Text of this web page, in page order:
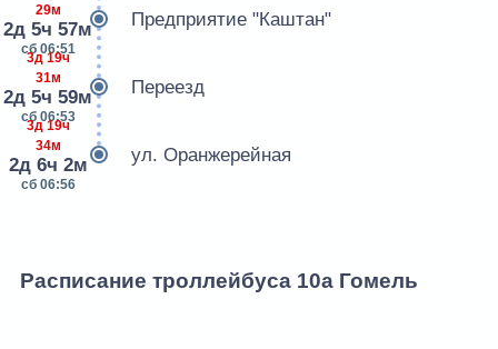
29м
2д 5ч 57м
сб 06:51
Предприятие "Каштан"
3д 19ч
31м
2д 5ч 59м
сб 06:53
Переезд
3д 19ч
34м
2д 6ч 2м
сб 06:56
ул. Оранжерейная
Расписание троллейбуса 10а Гомель